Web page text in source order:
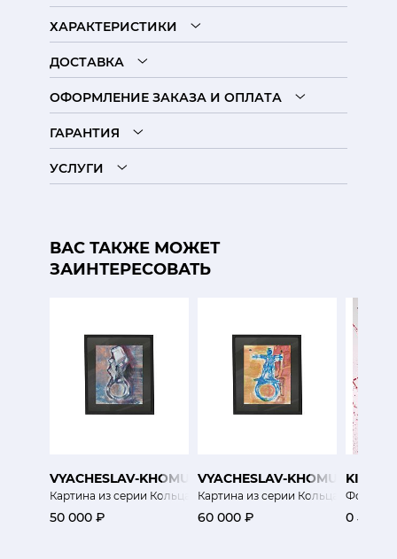
ХАРАКТЕРИСТИКИ
ДОСТАВКА
ОФОРМЛЕНИЕ ЗАКАЗА И ОПЛАТА
ГАРАНТИЯ
УСЛУГИ
ВАС ТАКЖЕ МОЖЕТ
ЗАИНТЕРЕСОВАТЬ
VYACHESLAV-KHOMUTOV
Картина из серии Кольца
50 000 ₽
VYACHESLAV-KHOMUTOV
Картина из серии Кольца
60 000 ₽
KIRILL-
0 ₽